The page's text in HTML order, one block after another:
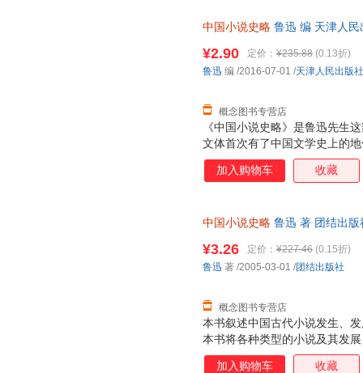
中国小说史略 鲁迅 编 天津人
《中国小说史略》是鲁迅先生
文体首次有了中国文学史上的
于文学写作者，尤其是小说创
的。书中先生甄选的文摘、包
¥2.90 定价： ¥235.88 (0.13折)
概念图书专营店
鲁迅 编 /2016-07-01 /天津人民出版社
加入购物车 收藏
中国小说史略 鲁迅 著 团结出
本书叙述中国古代小说发生、
本书将各种类型的小说及其发
出一条脉络清晰的数千年中国
¥3.26 定价： ¥227.46 (0.15折)
概念图书专营店
鲁迅 著 /2005-03-01 /团结出版社
加入购物车 收藏